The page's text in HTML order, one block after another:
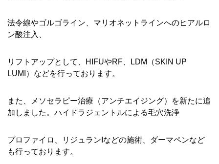
法令線やゴルゴライン、マリオネットラインへのヒアルロ
ン酸注入、
リフトアップとして、HIFUやRF、LDM（SKIN UP
LUMI）などを行っております。
また、メソセラピー治療（アンチエイジング）を新たに追
加しました。ハイドラジェントルによる毛穴洗浄
プロファイロ、リジュランIなどの施術、ダーマペンなど
も行っております。